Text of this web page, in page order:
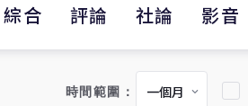
綜合 評論 社論 影音
時間範圍：